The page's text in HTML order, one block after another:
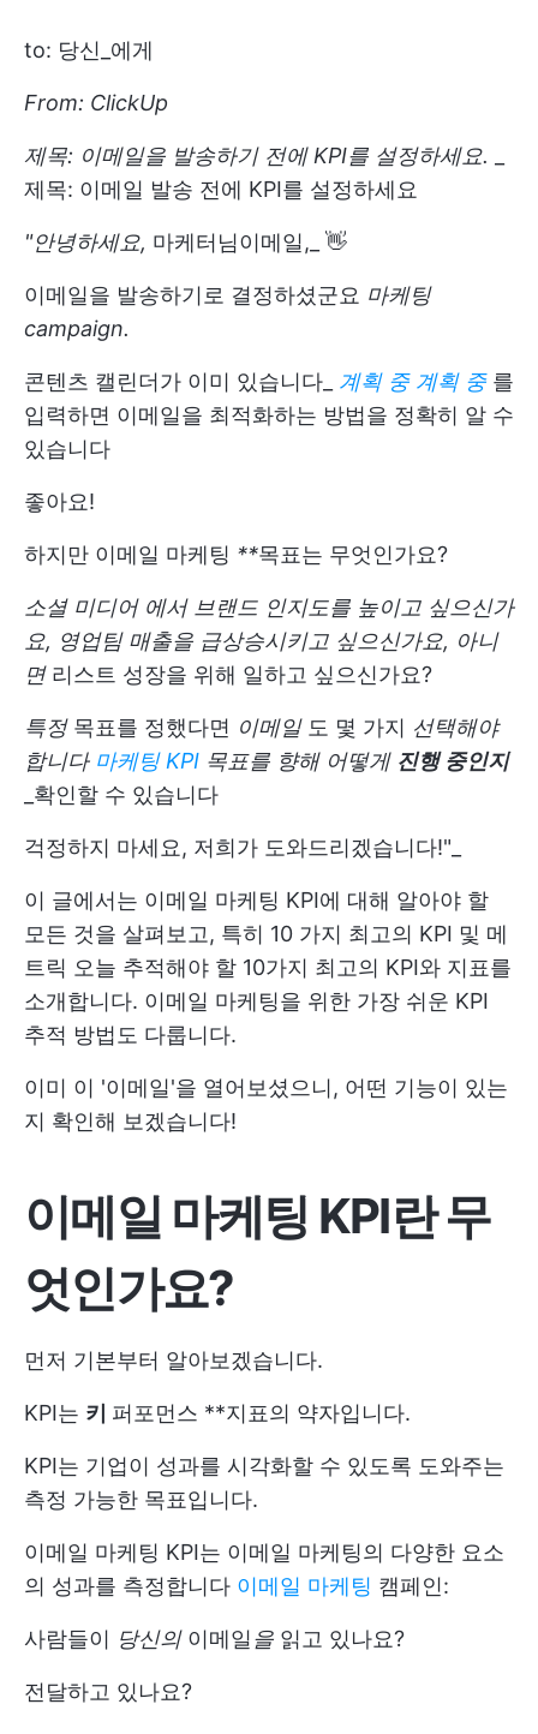
to: 당신_에게
From: ClickUp
제목: 이메일을 발송하기 전에 KPI를 설정하세요.
제목: 이메일 발송 전에 KPI를 설정하세요
"안녕하세요, 마케터님이메일,_ 👋
이메일을 발송하기로 결정하셨군요 마케팅
campaign.
콘텐츠 캘린더가 이미 있습니다_ 계획 중 계획 중를
입력하면 이메일을 최적화하는 방법을 정확히 알 수
있습니다
좋아요!
하지만 이메일 마케팅 **목표는 무엇인가요?
소셜 미디어 에서 브랜드 인지도를 높이고 싶으신가
요, 영업팀 매출을 급상승시키고 싶으신가요, 아니
면 리스트 성장을 위해 일하고 싶으신가요?
특정 목표를 정했다면 이메일 도 몇 가지 선택해야
합니다 마케팅 KPI 목표를 향해 어떻게 진행 중인지
_확인할 수 있습니다
걱정하지 마세요, 저희가 도와드리겠습니다!"_
이 글에서는 이메일 마케팅 KPI에 대해 알아야 할
모든 것을 살펴보고, 특히 10 가지 최고의 KPI 및 메
트릭 오늘 추적해야 할 10가지 최고의 KPI와 지표를
소개합니다. 이메일 마케팅을 위한 가장 쉬운 KPI
추적 방법도 다룹니다.
이미 이 '이메일'을 열어보셨으니, 어떤 기능이 있는
지 확인해 보겠습니다!
이메일 마케팅 KPI란 무
엇인가요?
먼저 기본부터 알아보겠습니다.
KPI는 키 퍼포먼스 **지표의 약자입니다.
KPI는 기업이 성과를 시각화할 수 있도록 도와주는
측정 가능한 목표입니다.
이메일 마케팅 KPI는 이메일 마케팅의 다양한 요소
의 성과를 측정합니다 이메일 마케팅 캠페인:
사람들이 당신의 이메일을 읽고 있나요?
전달하고 있나요?